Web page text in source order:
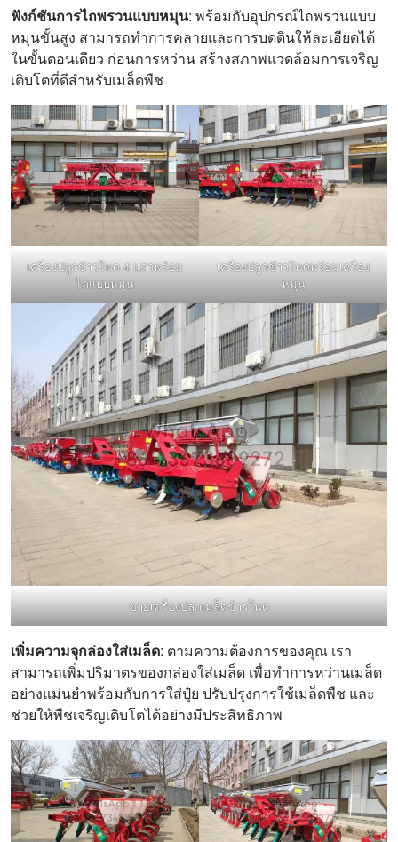
ฟังก์ชันการไถพรวนแบบหมุน: พร้อมกับอุปกรณ์ไถพรวนแบบ
หมุนขั้นสูง สามารถทำการคลายและการบดดินให้ละเอียดได้
ในขั้นตอนเดียว ก่อนการหว่าน สร้างสภาพแวดล้อมการเจริญ
เติบโตที่ดีสำหรับเมล็ดพืช
เครื่องปลูกข้าวโพด 4 แถวพร้อม
ไถแบบหมุน
เครื่องปลูกข้าวโพดพร้อมเครื่อง
หมุน
ขายเครื่องปลูกเมล็ดข้าวโพด
เพิ่มความจุกล่องใส่เมล็ด: ตามความต้องการของคุณ เรา
สามารถเพิ่มปริมาตรของกล่องใส่เมล็ด เพื่อทำการหว่านเมล็ด
อย่างแม่นยำพร้อมกับการใส่ปุ๋ย ปรับปรุงการใช้เมล็ดพืช และ
ช่วยให้พืชเจริญเติบโตได้อย่างมีประสิทธิภาพ